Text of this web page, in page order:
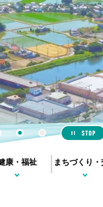
1 3
康・福祉 まちづくり・